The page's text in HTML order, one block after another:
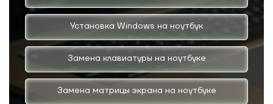
Установка Windows на ноутбук
Замена клавиатуры на ноутбуке
Замена матрицы экрана на ноутбуке